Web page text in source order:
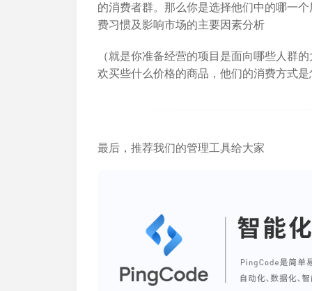
的消费者群。那么你是选择他们中的哪一
费习惯及影响市场的主要因素分析
（就是你准备经营的项目是面向哪些人群
欢买些什么价格的商品，他们的消费方式
最后，推荐我们的管理工具给大家